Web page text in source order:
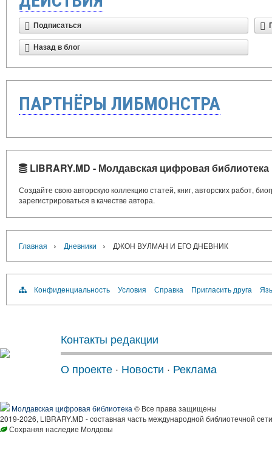
Подписаться
Назад в блог
ПАРТНЁРЫ ЛИБМОНСТРА
LIBRARY.MD - Молдавская цифровая библиотека
Создайте свою авторскую коллекцию статей, книг, авторских работ,
зарегистрироваться в качестве автора.
Главная › Дневники › ДЖОН ВУЛМАН И ЕГО ДНЕВНИК
Конфиденциальность Условия Справка Пригласить друга
Контакты редакции
О проекте · Новости · Реклама
Молдавская цифровая библиотека © Все права защищены
2019-2026, LIBRARY.MD - составная часть международной библиотечной
Сохраняя наследие Молдовы